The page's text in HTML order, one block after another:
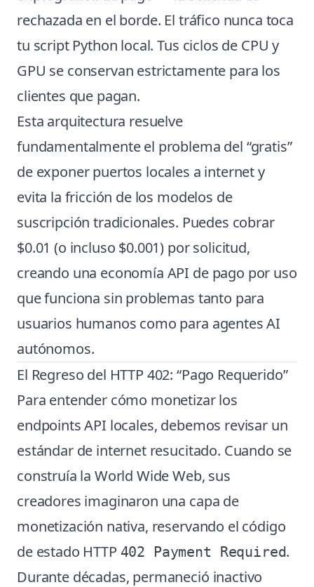
rechazada en el borde. El tráfico nunca toca
tu script Python local. Tus ciclos de CPU y
GPU se conservan estrictamente para los
clientes que pagan.
Esta arquitectura resuelve
fundamentalmente el problema del “gratis”
de exponer puertos locales a internet y
evita la fricción de los modelos de
suscripción tradicionales. Puedes cobrar
$0.01 (o incluso $0.001) por solicitud,
creando una economía API de pago por uso
que funciona sin problemas tanto para
usuarios humanos como para agentes AI
autónomos.
El Regreso del HTTP 402: “Pago Requerido”
Para entender cómo monetizar los
endpoints API locales, debemos revisar un
estándar de internet resucitado. Cuando se
construía la World Wide Web, sus
creadores imaginaron una capa de
monetización nativa, reservando el código
de estado HTTP 402 Payment Required.
Durante décadas, permaneció inactivo